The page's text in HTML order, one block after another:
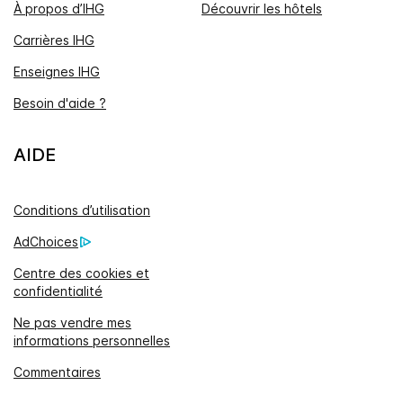
À propos d’IHG
Carrières IHG
Enseignes IHG
Besoin d'aide ?
Découvrir les hôtels
AIDE
Conditions d’utilisation
AdChoices
Centre des cookies et
confidentialité
Ne pas vendre mes
informations personnelles
Commentaires